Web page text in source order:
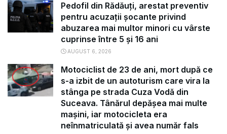
Pedofil din Rădăuți, arestat preventiv
pentru acuzații șocante privind
abuzarea mai multor minori cu vârste
cuprinse între 5 și 16 ani
AUGUST 6, 2026
Motociclist de 23 de ani, mort după ce
s-a izbit de un autoturism care vira la
stânga pe strada Cuza Vodă din
Suceava. Tânărul depășea mai multe
mașini, iar motocicleta era
neînmatriculată și avea număr fals